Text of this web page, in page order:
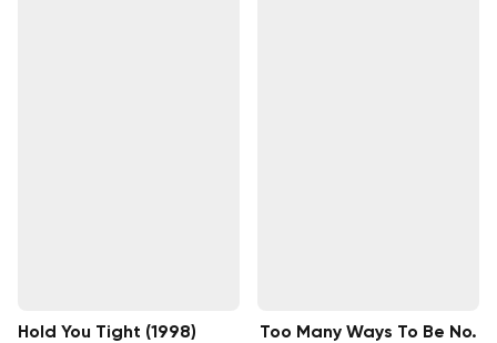
Hold You Tight (1998)
Too Many Ways To Be No.